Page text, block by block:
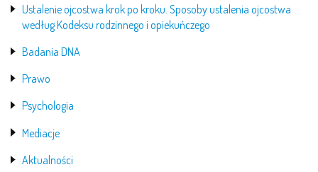
Ustalenie ojcostwa krok po kroku. Sposoby ustalenia ojcostwa
według Kodeksu rodzinnego i opiekuńczego
Badania DNA
Prawo
Psychologia
Mediacje
Aktualności